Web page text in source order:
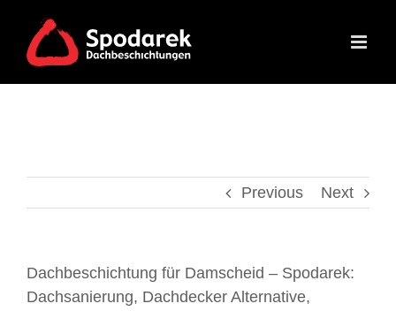
content
Previous Next
Dachbeschichtung für Damscheid – Spodarek:
Dachsanierung, Dachdecker Alternative,